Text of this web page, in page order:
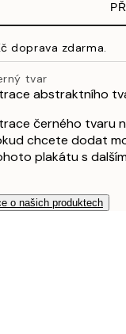
doprava zdarma.
tvar
abstraktního
černého tvaru
chcete dodat
plakátu s
o našich produktech